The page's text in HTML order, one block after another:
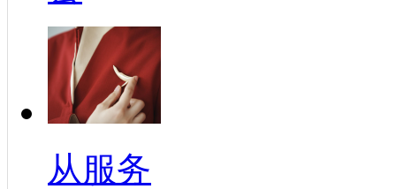
从服务